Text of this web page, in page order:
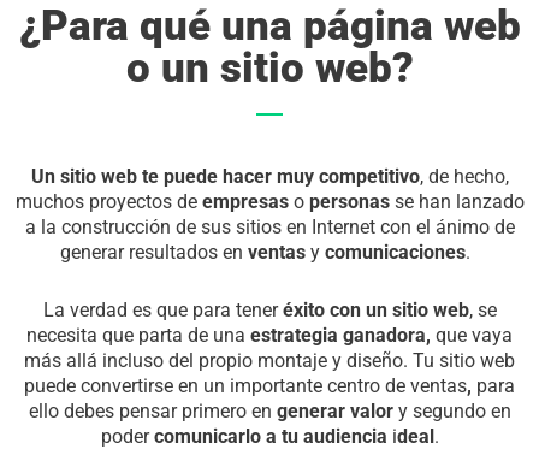
¿Para qué una página web
o un sitio web?
Un sitio web te puede hacer muy competitivo, de hecho,
muchos proyectos de empresas opersonas se han lanzado
a la construcción de sus sitios en Internet con el ánimo de
generar resultados en ventasy comunicaciones.
La verdad es que para teneréxito con un sitio web, se
necesita que parta de una estrategia ganadora, que vaya
más allá incluso del propio montaje y diseño. Tu sitio web
puede convertirse en un importante centro de ventas, para
ello debes pensar primero en generar valory segundo en
podercomunicarlo a tu audiencia ideal.